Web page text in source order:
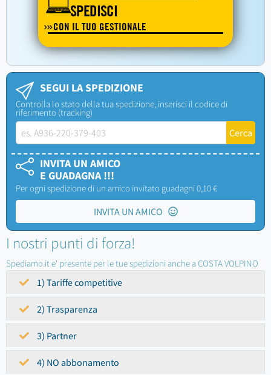
SPEDISCI
CON IL TUO GESTIONALE
SEGUI LA SPEDIZIONE
Controlla lo stato della tua spedizione, inserisci il codice di
riferimento (tracking)
INVITA UN AMICO
E GUADAGNA !!!
Per ogni spedizione di un amico invitato guadagni 0,10 €
INVITA UN AMICO
I nostri punti di forza!
Spediamo.it e' presente per le tue spedizioni anche a COSTA VOLPINO
1) Tariffe competitive
2) Trasparenza
3) Partner
4) NO abbonamento